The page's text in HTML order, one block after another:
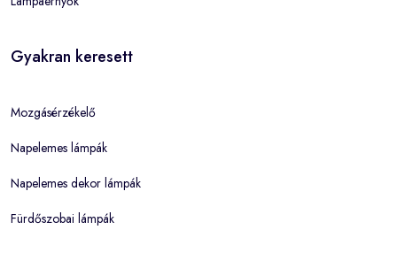
Gyakran keresett
Mozgásérzékelő
Napelemes lámpák
Napelemes dekor lámpák
Fürdőszobai lámpák